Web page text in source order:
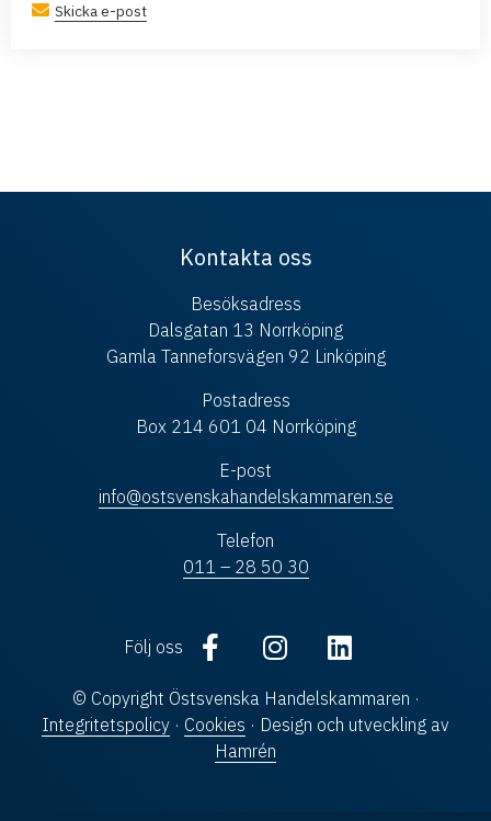
Skicka e-post
Kontakta oss
Besöksadress
Dalsgatan 13 Norrköping
Gamla Tanneforsvägen 92 Linköping
Postadress
Box 214 601 04 Norrköping
E-post
info@ostsvenskahandelskammaren.se
Telefon
011 – 28 50 30
Följ oss
© Copyright Östsvenska Handelskammaren ·
Integritetspolicy · Cookies · Design och utveckling av
Hamrén